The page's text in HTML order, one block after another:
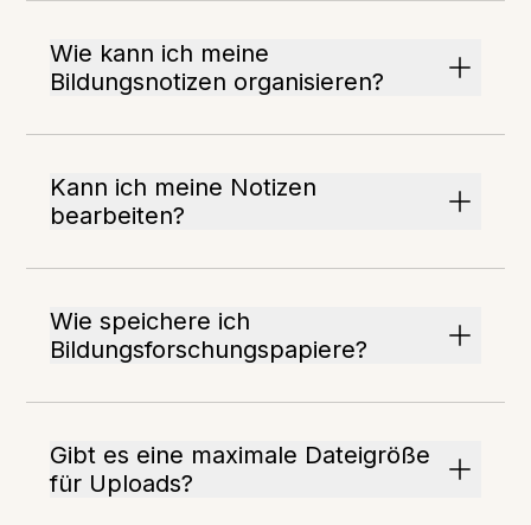
Wie kann ich meine
Bildungsnotizen organisieren?
Kann ich meine Notizen
bearbeiten?
Wie speichere ich
Bildungsforschungspapiere?
Gibt es eine maximale Dateigröße
für Uploads?